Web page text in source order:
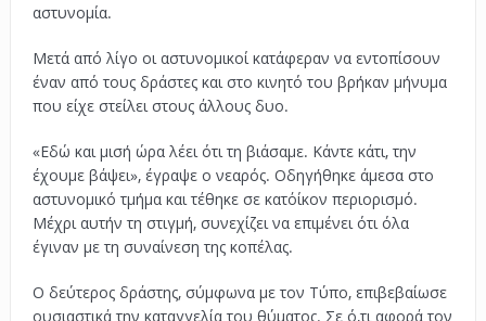
αστυνομία.
Μετά από λίγο οι αστυνομικοί κατάφεραν να εντοπίσουν
έναν από τους δράστες και στο κινητό του βρήκαν μήνυμα
που είχε στείλει στους άλλους δυο.
«Εδώ και μισή ώρα λέει ότι τη βιάσαμε. Κάντε κάτι, την
έχουμε βάψει», έγραψε ο νεαρός. Οδηγήθηκε άμεσα στο
αστυνομικό τμήμα και τέθηκε σε κατ΄οίκον περιορισμό.
Μέχρι αυτήν τη στιγμή, συνεχίζει να επιμένει ότι όλα
έγιναν με τη συναίνεση της κοπέλας.
Ο δεύτερος δράστης, σύμφωνα με τον Τύπο, επιβεβαίωσε
ουσιαστικά την καταγγελία του θύματος. Σε ό,τι αφορά τον